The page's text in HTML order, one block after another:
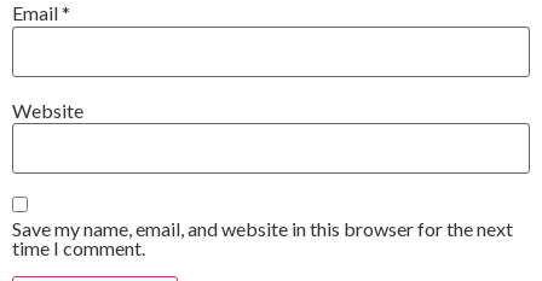
Email*
Website
Save my name, email, and website in this browser for the next
time I comment.